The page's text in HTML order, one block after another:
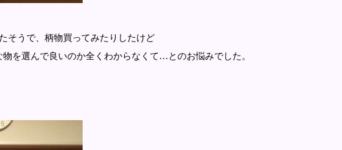
そうで、柄物買ってみたりしたけど
を選んで良いのか全くわからなくて…とのお悩みでした。